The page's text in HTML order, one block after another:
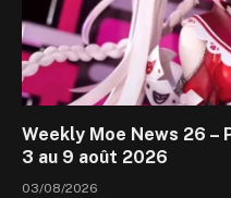
Weekly Moe News 26 –
3 au 9 août 2026
03/08/2026